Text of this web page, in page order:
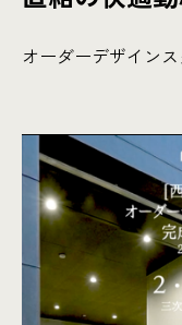
オーダーデザイン